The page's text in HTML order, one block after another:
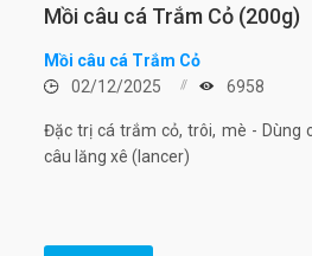
Mồi câu cá Trắm Cỏ (200g)
Mồi câu cá Trắm Cỏ
02/12/2025
6958
Đặc trị cá trắm cỏ, trôi, mè - Dùng
câu lăng xê (lancer)